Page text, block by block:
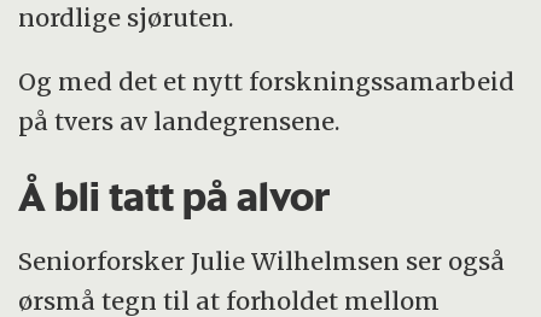
nordlige sjøruten.
Og med det et nytt forskningssamarbeid
på tvers av landegrensene.
Å bli tatt på alvor
Seniorforsker Julie Wilhelmsen ser også
ørsmå tegn til at forholdet mellom